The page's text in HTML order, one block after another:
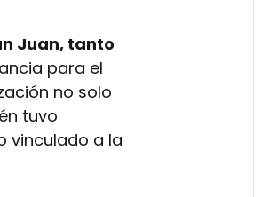
Juan, tanto
para el
no solo
tuvo
vinculado a la